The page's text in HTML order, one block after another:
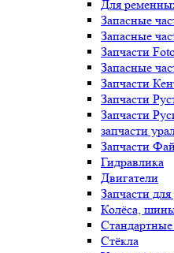
Для
Запасные
Запасные
Запчасти
Запасные
Запчасти
Запчасти
Запчасти
запчасти
Запчасти
Гидравлика
Двигатели
Запчасти
Колёса,
Стандартные
Стёкла